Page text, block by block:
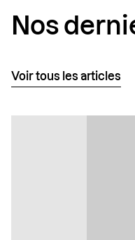
Nos
Voir tous les articles